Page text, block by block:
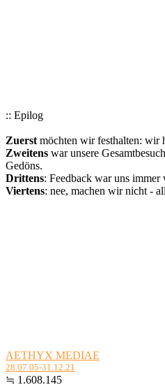
:: Epilog
Zuerst möchten wir festhalten: wir
Zweitens war unsere
Gedöns.
Drittens: Feedback war uns
Viertens: nee, machen wir nicht -
AETHYX MEDIAE
28.07.05-31.12.21
≒ 1.608.145